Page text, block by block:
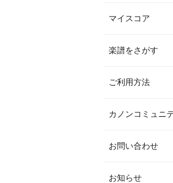
マイスコア
楽譜をさがす
ご利用方法
カノンコミュニ
お問い合わせ
お知らせ